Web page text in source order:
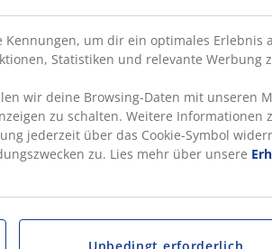
Kennungen, um dir ein optimales Erlebnis
Statistiken und relevante Werbung
wir deine Browsing-Daten mit unseren
zu schalten. Weitere Informationen
jederzeit über das Cookie-Symbol
zu. Lies mehr über unsere